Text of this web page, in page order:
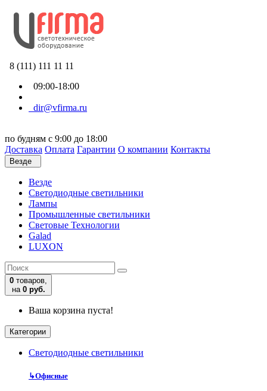
8 (111) 111 11 11
09:00-18:00
dir@vfirma.ru
по будням с 9:00 до 18:00
Доставка Оплата Гарантии О компании Контакты
Везде
Везде
Cветодиодные светильники
Лампы
Промышленные светильники
Световые Технологии
Galad
LUXON
0 товаров,
на 0 руб.
Ваша корзина пуста!
Категории
Cветодиодные светильники
↳Офисные